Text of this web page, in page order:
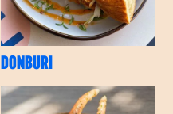
DONBURI